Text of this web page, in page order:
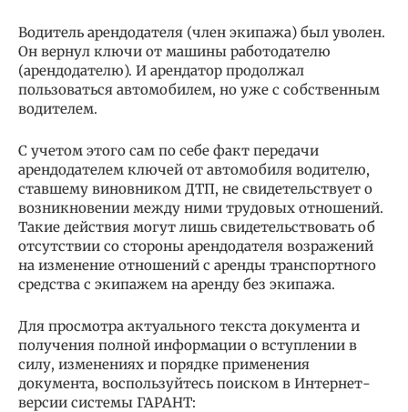
Водитель арендодателя (член экипажа) был уволен.
Он вернул ключи от машины работодателю
(арендодателю). И арендатор продолжал
пользоваться автомобилем, но уже с собственным
водителем.
С учетом этого сам по себе факт передачи
арендодателем ключей от автомобиля водителю,
ставшему виновником ДТП, не свидетельствует о
возникновении между ними трудовых отношений.
Такие действия могут лишь свидетельствовать об
отсутствии со стороны арендодателя возражений
на изменение отношений с аренды транспортного
средства с экипажем на аренду без экипажа.
Для просмотра актуального текста документа и
получения полной информации о вступлении в
силу, изменениях и порядке применения
документа, воспользуйтесь поиском в Интернет-
версии системы ГАРАНТ: